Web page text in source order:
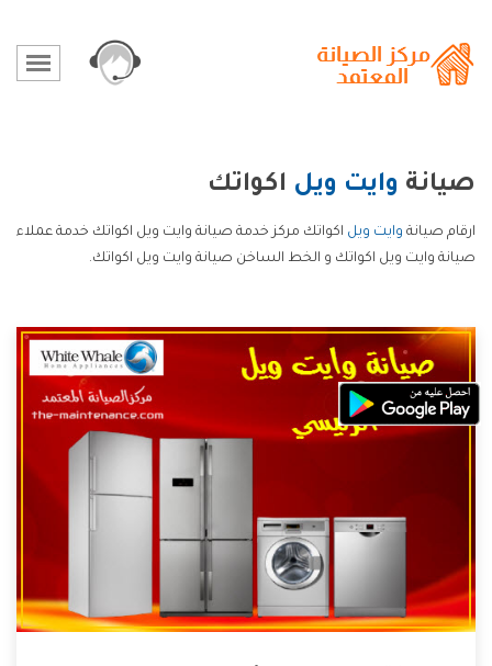
صيانة وايت ويل اكواتك
ارقام صيانة وايت ويل اكواتك مركز خدمة صيانة وايت ويل اكواتك خدمة عملاء
صيانة وايت ويل اكواتك و الخط الساخن صيانة وايت ويل اكواتك.